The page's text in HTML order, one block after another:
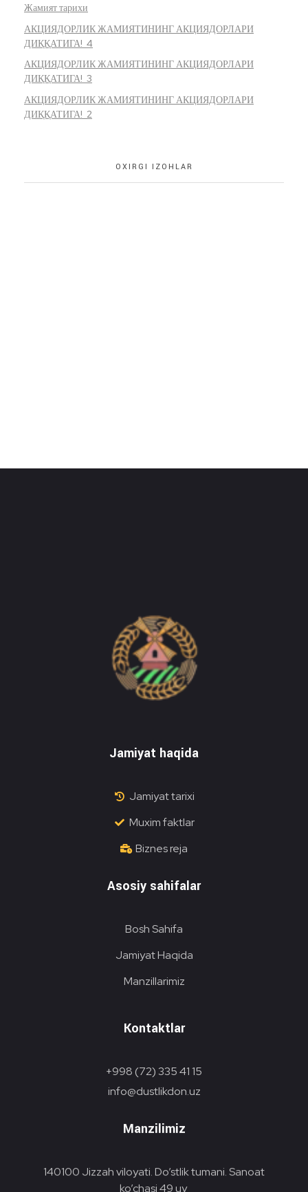
Жамият тарихи
АКЦИЯДОРЛИК ЖАМИЯТИНИНГ АКЦИЯДОРЛАРИ
ДИҚҚАТИГА! 4
АКЦИЯДОРЛИК ЖАМИЯТИНИНГ АКЦИЯДОРЛАРИ
ДИҚҚАТИГА! 3
АКЦИЯДОРЛИК ЖАМИЯТИНИНГ АКЦИЯДОРЛАРИ
ДИҚҚАТИГА! 2
OXIRGI IZOHLAR
Jamiyat haqida
Jamiyat tarixi
Muxim faktlar
Biznes reja
Asosiy sahifalar
Bosh Sahifa
Jamiyat Haqida
Manzillarimiz
Kontaktlar
+998 (72) 335 41 15
info@dustlikdon.uz
Manzilimiz
140100 Jizzah viloyati. Do’stlik tumani. Sanoat
ko’chasi 49 uy